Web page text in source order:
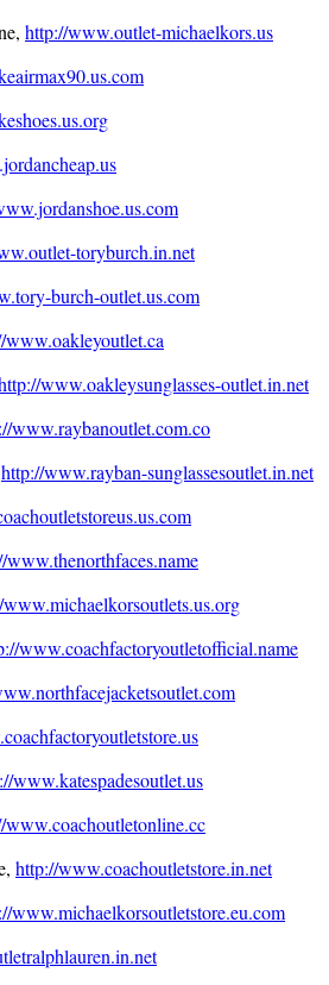
http://www.outlet-michaelkors.us
toryburch.in.net
burch-outlet.us.com
www.oakleyoutlet.ca
www.oakleysunglasses-outlet.in.net
www.raybanoutlet.com.co
http://www.rayban-sunglassesoutlet.in.net
www.thenorthfaces.name
www.coachfactoryoutletofficial.name
www.katespadesoutlet.us
www.coachoutletonline.cc
http://www.coachoutletstore.in.net
www.michaelkorsoutletstore.eu.com